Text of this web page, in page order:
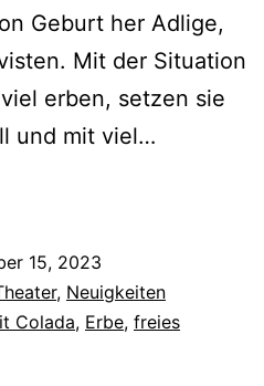
Geburt her Adlige,
Mit der Situation
erben, setzen sie
und mit viel…
15, 2023
, Neuigkeiten
Colada, Erbe, freies